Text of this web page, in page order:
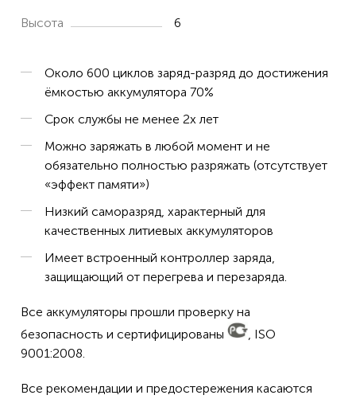
Высота 6
Около 600 циклов заряд-разряд до достижения
ёмкостью аккумулятора 70%
Срок службы не менее 2х лет
Можно заряжать в любой момент и не
обязательно полностью разряжать (отсутствует
«эффект памяти»)
Низкий саморазряд, характерный для
качественных литиевых аккумуляторов
Имеет встроенный контроллер заряда,
защищающий от перегрева и перезаряда.
Все аккумуляторы прошли проверку на
безопасность и сертифицированы
, ISO
9001:2008.
Все рекомендации и предостережения касаются